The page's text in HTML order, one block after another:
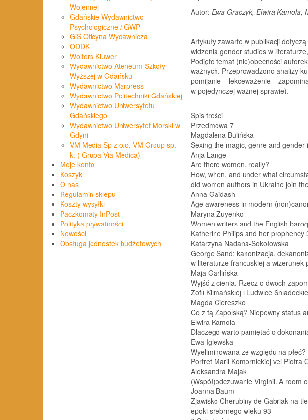
Wojennej
Gdańskie Wydawnictwo
Psychologiczne / GWP
GiS Oficyna Wydawnicza
ODDK
Wolters Kluwer
Wydawnictwo Ateneum-Szkoły
Wyższej w Gdańsku
Wydawnictwo Marpress
Wydawnictwo Politechniki Gdańskiej
Wydawnictwo Uniwersytetu
Gdańskiego
Wydawnictwo Uniwersytet Morski w
Gdyni
VM Media Sp z o.o. VM Group sp.
k. ( Grupa Via Medica)
Moje konto
Koszyk
O nas
Regulamin sklepu
Koszty wysyłki
Paczkomaty InPost
Polityka prywatności
Nowości
Obsługa jednostek budżetowych
Autor: Ewa Graczyk, Elwira Kamola,
Artykuły zawarte w publikacji
widzenia gender studies w
Podjęto temat (nie)obecności
ważnych. Przeprowadzono analizy
pomijanie – lekceważenie –
w pojedynczej ważnej sprawie).
Spis treści
Przedmowa 7
Magdalena Bulińska
Sexing the magic, genre and gender
Anja Lange
Are there women, really?
How, when, and under what
did women authors in Ukraine join
Anna Gaidash
Age awareness in modern
Maryna Zuyenko
Women writers and the English
Katherine Philips and her prophency
Katarzyna Nadana-Sokołowska
George Sand: kanonizacja,
w literaturze francuskiej a wizerunek
Maja Garlińska
Wyjść z cienia. Rzecz o dwóch
Zofii Klimańskiej i Ludwice
Magda Ciereszko
Co z tą Zapolską? Niepewny status
Elwira Kamola
Dlaczego warto pamiętać o
Ewa Iglewska
Wyeliminowana ze względu na
Portret Marii Komornickiej vel Piotra
Aleksandra Majak
(Współ)odczuwanie Virginii. A room
Joanna Baum
Zjawisko Cherubiny de Gabriak na
epoki srebrnego wieku 93